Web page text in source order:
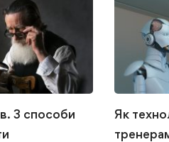
3 способи
Як